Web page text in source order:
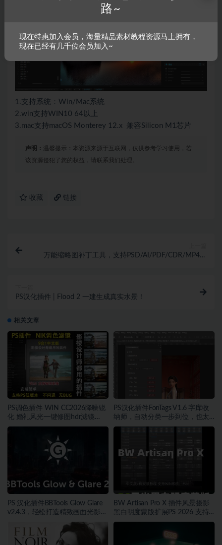
1.支持系统：Win/Mac系统
2.win支持WIN10 64以上
3.mac支持macOS Monterey 12.x 兼容Silicon M1芯片
声明： 温馨提示：本资源来源于互联网，仅供参考学习使用，若
该资源侵犯了您的权益，请联系我们处理。
收藏 链接
万能缩略图补丁工具，支持PSD/AI/PDF/CDR/MP4等
PS汉化插件 | Flood 2 一建生成真实水景！
相关文章
PS调色插件 WIN CC2026降噪锐
化 婚礼风光一键修图hdr滤镜
Nik8.1~1573期
PS汉化插件FonTags V1.6 字库收
纳师，自动分类一步到位，也太
好用了吧~1567期
PS 汉化插件BBTools Glow Glare
v2.4.3，轻松打造精致画面光影，
BW Artisan Pro X 插件风景摄影
黑白明度蒙版扩展PS 2026 支持
WIN以及MAC~1560期
路~
现在特惠加入会员，海量精品素材教程资源马上拥有，
现在已经有几千位会员加入~